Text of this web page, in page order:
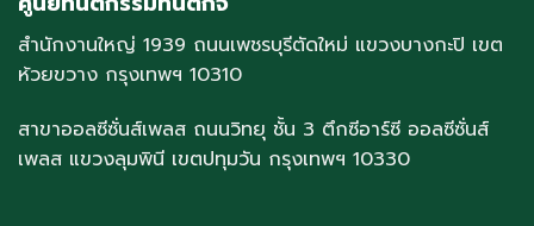
สำนักงานใหญ่ 1939 ถนนเพชรบุรีตัดใหม่ แขวงบางกะปิ เขต
ห้วยขวาง กรุงเทพฯ 10310
สาขาออลซีซั่นส์เพลส ถนนวิทยุ ชั้น 3 ตึกซีอาร์ซี ออลซีซั่นส์
เพลส แขวงลุมพินี เขตปทุมวัน กรุงเทพฯ 10330